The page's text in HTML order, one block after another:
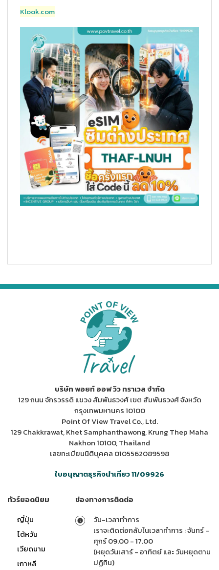
Klook.com
บริษัท พอยท์ ออฟ วิว ทราเวล จำกัด
129 ถนน จักรวรรดิ แขวง สัมพันธวงศ์ เขต สัมพันธวงศ์ จังหวัด
กรุงเทพมหานคร 10100
Point Of View Travel Co., Ltd.
129 Chakkrawat, Khet Samphanthawong, Krung Thep Maha
Nakhon 10100, Thailand
เลขทะเบียนนิติบุคคล 0105562089598
ใบอนุญาตธุรกิจนำเที่ยว 11/09926
ทัวร์ยอดนิยม
ญี่ปุ่น
ไต้หวัน
เวียดนาม
เกาหลี
ช่องทางการติดต่อ
วัน-เวลาทำการ
เราจะติดต่อกลับในเวลาทำการ : จันทร์ -
ศุกร์ 09.00 - 17.00
(หยุดวันเสาร์ - อาทิตย์ และ วันหยุดตาม
ปฏิทิน)